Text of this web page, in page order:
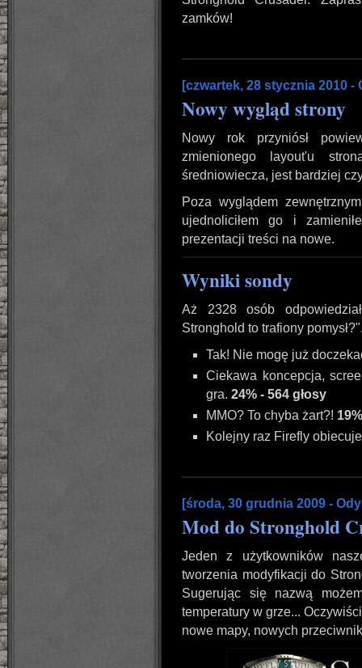
zamków!
[czwartek, 28 stycznia 2010 -
Nowy wygląd strony
Nowy rok przyniósł
zmienionego layout'u
średniowiecza, jest bardziej
Poza wyglądem
ujednoliciłem go i
prezentacji treści na nowe.
Wyniki sondy
Aż 2328 osób
Stronghold to trafiony
Tak! Nie mogę już
Ciekawa koncepcja,
gra. 24% - 564 głosy
MMO? To chyba żart?!
Kolejny raz Firefly
[środa, 30 grudnia 2009 -
Mod do Stronghold
Jeden z użytkowników
tworzenia modyfikacji do
Sugerując się nazwą
temperatury w grze...
nowe mapy, nowych